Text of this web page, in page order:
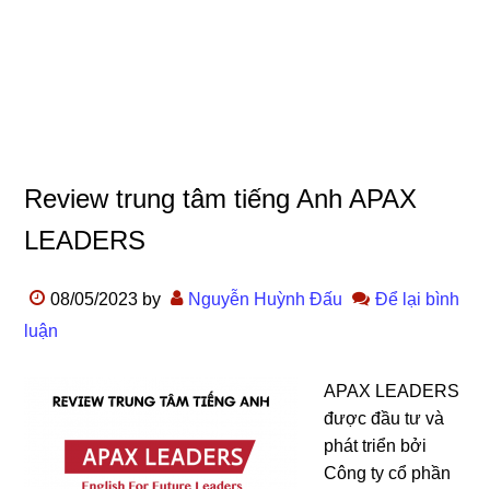
Review trung tâm tiếng Anh APAX
LEADERS
08/05/2023 by Nguyễn Huỳnh Đấu
Để lại bình
luận
APAX LEADERS
được đầu tư và
phát triển bởi
Công ty cổ phần